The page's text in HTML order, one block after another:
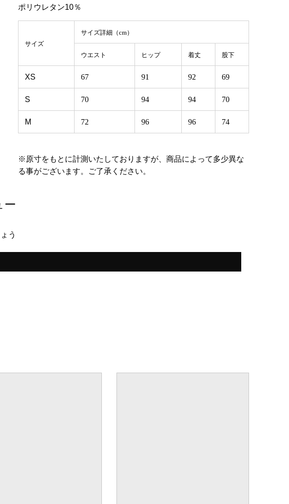
ポリウレタン10％
サイズ
サイズ詳細（cm）
ウエスト ヒップ 着丈 股下
XS 67 91 92 69
S 70 94 94 70
M 72 96 96 74
※原寸をもとに計測いたしておりますが、商品によって多少異な
る事がございます。ご了承ください。
ー
う